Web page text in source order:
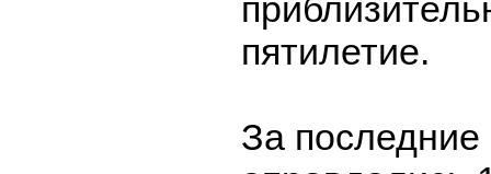
пятилетие.
За последние